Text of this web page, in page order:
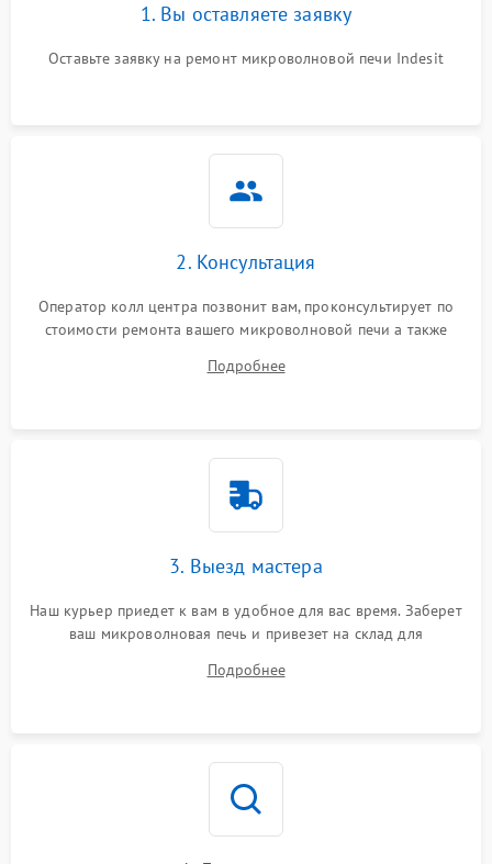
Не работают сенсорные
1000 ₽
1. Вы оставляете заявку
Оставьте заявку на ремонт микроволновой печи Indesit
2. Консультация
Оператор колл центра позвонит вам, проконсультирует по
стоимости ремонта вашего микроволновой печи а также
Подробнее
3. Выезд мастера
Наш курьер приедет к вам в удобное для вас время. Заберет
ваш микроволновая печь и привезет на склад для
Подробнее